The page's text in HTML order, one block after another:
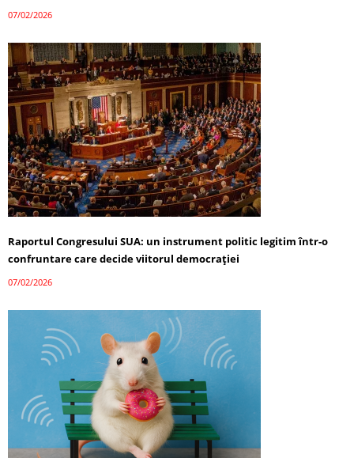
07/02/2026
Raportul Congresului SUA: un instrument politic legitim într-o
confruntare care decide viitorul democrației
07/02/2026